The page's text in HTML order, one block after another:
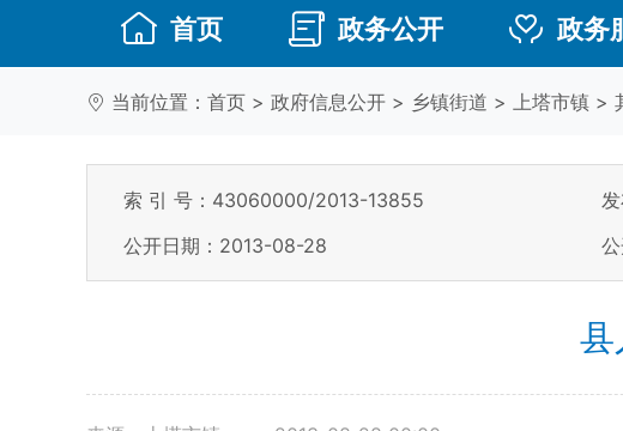
首页 政务公开 政务
当前位置： 首页 > 政府信息公开 > 乡镇街道 > 上塔市镇 >
索 引 号：43060000/2013-13855
公开日期：2013-08-28
县